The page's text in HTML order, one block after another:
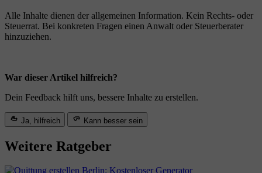
Alle Inhalte dienen der allgemeinen Information. Kein Rechts- oder
Steuerrat. Bei konkreten Fragen einen Anwalt oder Steuerberater
hinzuziehen.
War dieser Artikel hilfreich?
Dein Feedback hilft uns, bessere Inhalte zu erstellen.
Ja, hilfreich Kann besser sein
Weitere Ratgeber